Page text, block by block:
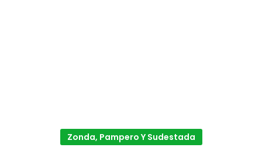
Zonda, Pampero Y Sudestada